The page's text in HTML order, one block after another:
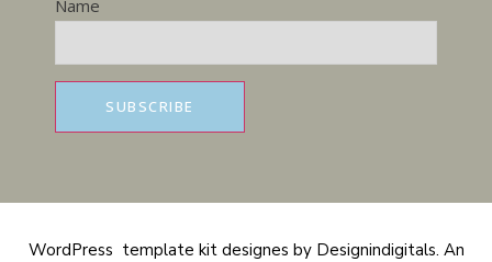
Name
WordPress template kit designes by Designindigitals. An